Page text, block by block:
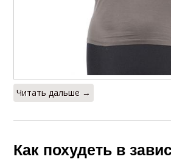
Читать дальше →
Как похудеть в